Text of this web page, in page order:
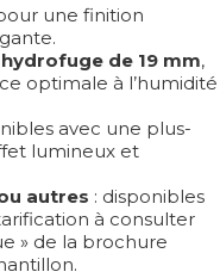
une finition
de 19 mm,
optimale à l’humidité
avec une plus-
lumineux et
autres : disponibles
à consulter
» de la brochure